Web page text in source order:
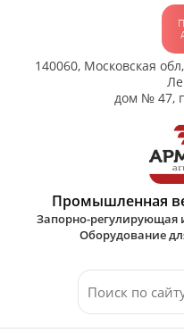
140060, Московская
дом № 47,
Промышленная
Запорно-регулирующая
Оборудование